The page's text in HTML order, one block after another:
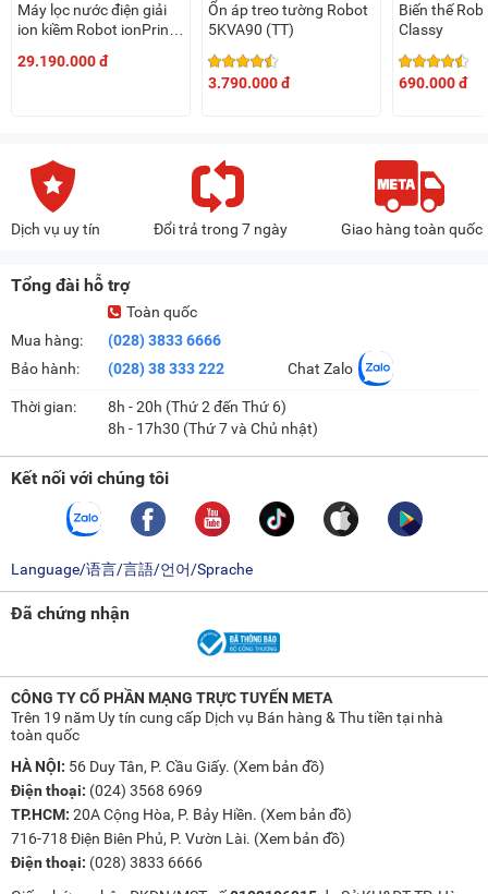
Máy lọc nước điện giải
ion kiềm Robot ionPrince
29.190.000 đ
Ổn áp treo tường Robot
5KVA90 (TT)
3.790.000 đ
Biến thế
Classy
690.000 đ
Dịch vụ uy tín Đổi trả trong 7 ngày Giao hàng toàn quốc
Tổng đài hỗ trợ
Mua hàng:
Bảo hành:
Toàn quốc
(028) 3833 6666
(028) 38 333 222
Chat Zalo
Thời gian:
8h - 20h (Thứ 2 đến Thứ 6)
8h - 17h30 (Thứ 7 và Chủ nhật)
Kết nối với chúng tôi
Language/语言/言語/언어/Sprache
Đã chứng nhận
CÔNG TY CỔ PHẦN MẠNG TRỰC TUYẾN META
Trên 19 năm Uy tín cung cấp Dịch vụ Bán hàng & Thu tiền tại nhà
toàn quốc
HÀ NỘI: 56 Duy Tân, P. Cầu Giấy. (Xem bản đồ)
Điện thoại: (024) 3568 6969
TP.HCM: 20A Cộng Hòa, P. Bảy Hiền. (Xem bản đồ)
716-718 Điện Biên Phủ, P. Vườn Lài. (Xem bản đồ)
Điện thoại: (028) 3833 6666